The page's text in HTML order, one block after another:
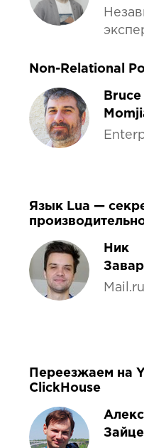
Non-Relational
Bruce
Язык Lua —
Ник
Mail.ru
Переезжаем на
ClickHouse